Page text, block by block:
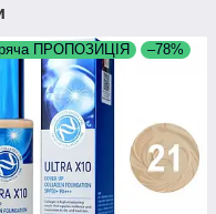
ПРОПОЗИЦІЯ –78%